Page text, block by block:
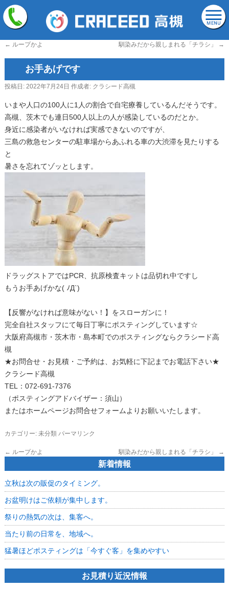
← ループかよ 馴染みだから親しまれる「チラシ」 →
お手あげです
投稿日: 2022年7月24日 作成者: クラシード高槻
いまや人口の100人に1人の割合で自宅療養しているんだそうです。
高槻、茨木でも連日500人以上の人が感染しているのだとか。
身近に感染者がいなければ実感できないのですが、
三島の救急センターの駐車場からあふれる車の大渋滞を見たりする
と
暑さを忘れてゾッとします。
ドラッグストアではPCR、抗原検査キットは品切れ中ですし
もうお手あげかな( ﾉД`)
【反響がなければ意味がない！】をスローガンに！
完全自社スタッフにて毎日丁寧にポスティングしています☆
大阪府高槻市・茨木市・島本町でのポスティングならクラシード高
槻
★お問合せ・お見積・ご予約は、お気軽に下記までお電話下さい★
クラシード高槻
TEL：072-691-7376
（ポスティングアドバイザー：須山）
またはホームページお問合せフォームよりお願いいたします。
カテゴリー: 未分類 パーマリンク
← ループかよ 馴染みだから親しまれる「チラシ」 →
新着情報
立秋は次の販促のタイミング。
お盆明けはご依頼が集中します。
祭りの熱気の次は、集客へ。
当たり前の日常を、地域へ。
猛暑ほどポスティングは「今すぐ客」を集めやすい
お見積り近況情報